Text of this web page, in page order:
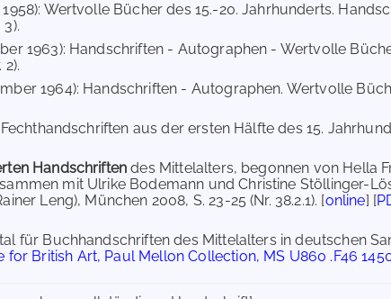
Wertvolle Bücher des 15.-20. Jahrhunderts.
1963): Handschriften - Autographen - Wertvolle
1964): Handschriften - Autographen. Wertvolle
aus der ersten Hälfte des 15.
Handschriften des Mittelalters, begonnen von Hella
mit Ulrike Bodemann und Christine Stöllinger-
Leng), München 2008, S. 23-25 (Nr. 38.2.1). [online] [
für Buchhandschriften des Mittelalters in deutschen
for British Art, Paul Mellon Collection, MS U860 .F46